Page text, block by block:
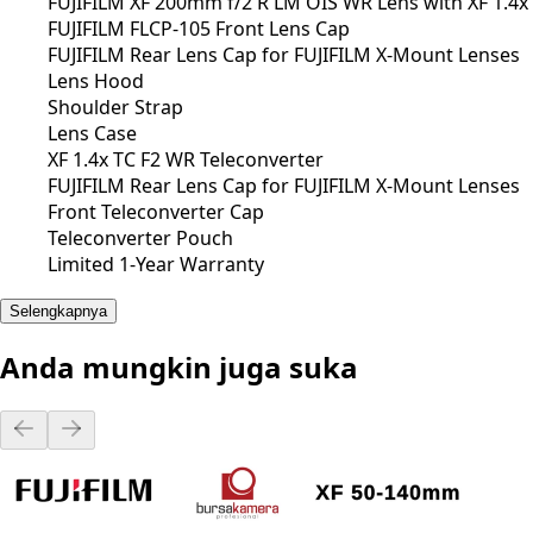
FUJIFILM FLCP-105 Front Lens Cap
FUJIFILM Rear Lens Cap for FUJIFILM X-Mount Lenses
Lens Hood
Shoulder Strap
Lens Case
XF 1.4x TC F2 WR Teleconverter
FUJIFILM Rear Lens Cap for FUJIFILM X-Mount Lenses
Front Teleconverter Cap
Teleconverter Pouch
Limited 1-Year Warranty
Selengkapnya
Anda mungkin juga suka